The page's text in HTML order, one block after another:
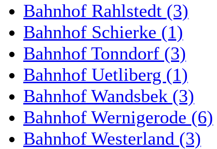
Bahnhof Rahlstedt (3)
Bahnhof Schierke (1)
Bahnhof Tonndorf (3)
Bahnhof Uetliberg (1)
Bahnhof Wandsbek (3)
Bahnhof Wernigerode (6)
Bahnhof Westerland (3)